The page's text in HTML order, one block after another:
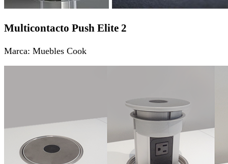
Multicontacto Push Elite 2
Marca: Muebles Cook